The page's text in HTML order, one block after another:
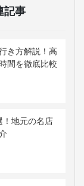
記事
き方解説！高
間を徹底比較
！地元の名店